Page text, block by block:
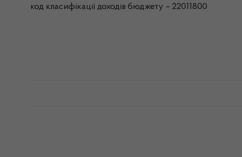
код класифікації доходів бюджету – 22011800